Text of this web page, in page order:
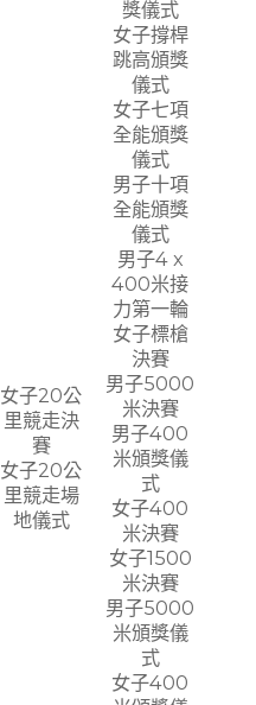
女子20公
里競走決
賽
女子20公
里競走場
地儀式
獎儀式
女子撐桿
跳高頒獎
儀式
女子七項
全能頒獎
儀式
男子十項
全能頒獎
儀式
男子4 x
400米接
力第一輪
女子標槍
決賽
男子5000
米決賽
男子400
米頒獎儀
式
女子400
米決賽
女子1500
米決賽
男子5000
米頒獎儀
式
女子400